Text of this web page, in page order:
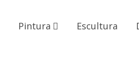
Pintura Escultura